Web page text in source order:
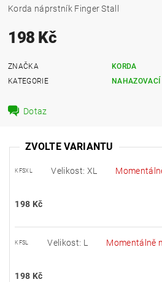
Korda náprstník Finger Stall
198 Kč
ZNAČKA
KORDA
KATEGORIE
NAHAZOVACÍ
Dotaz
ZVOLTE VARIANTU
KFSXL Velikost: XL
198 Kč
KFSL Velikost: L Momentálně
198 Kč